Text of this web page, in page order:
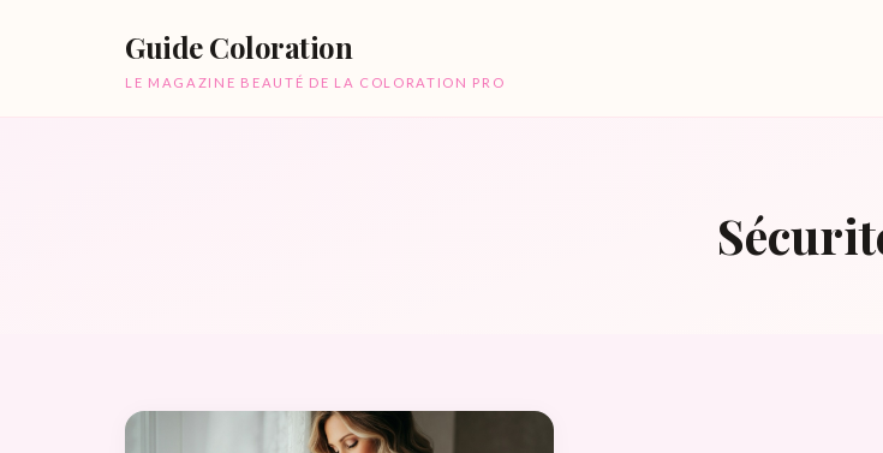
Guide Coloration
LE MAGAZINE BEAUTÉ DE LA COLORATION PRO